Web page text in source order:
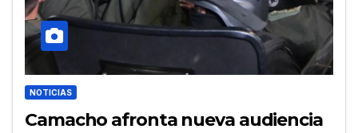
NOTICIAS
Camacho afronta nueva audiencia